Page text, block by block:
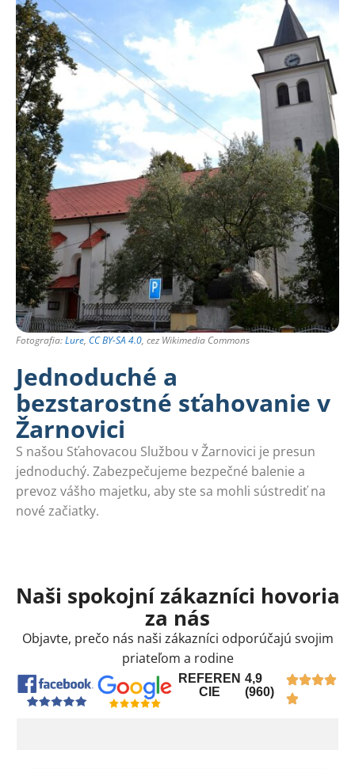
Fotografia:Lure, CC BY-SA 4.0, cez Wikimedia Commons
Jednoduché a
bezstarostné sťahovanie v
Žarnovici
S našou Sťahovacou Službou v Žarnovici je presun
jednoduchý. Zabezpečujeme bezpečné balenie a
prevoz vášho majetku, aby ste sa mohli sústrediť na
nové začiatky.
Naši spokojní zákazníci hovoria
za nás
Objavte, prečo nás naši zákazníci odporúčajú svojim
priateľom a rodine
REFEREN
CIE
4,9
(960)